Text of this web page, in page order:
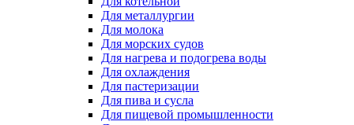
Для металлургии
Для молока
Для морских судов
Для нагрева и подогрева воды
Для охлаждения
Для пастеризации
Для пива и сусла
Для пищевой промышленности